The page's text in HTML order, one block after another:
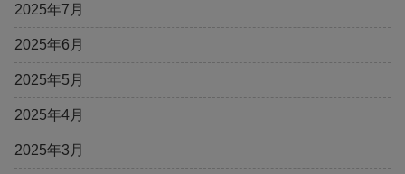
2025年7月
2025年6月
2025年5月
2025年4月
2025年3月